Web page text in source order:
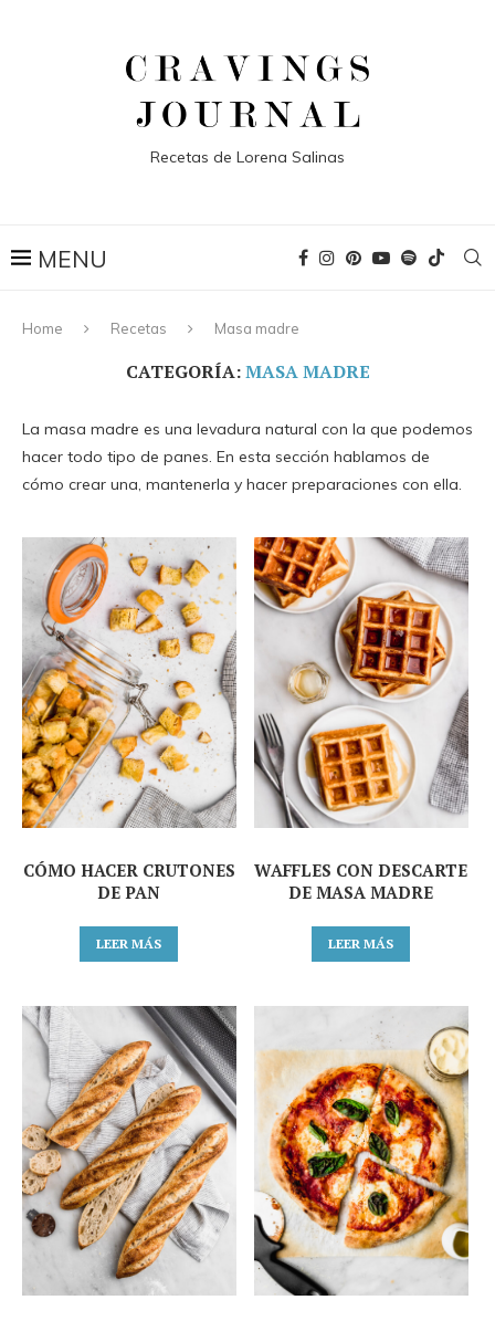
Recetas de Lorena Salinas
Home Recetas Masa madre
CATEGORÍA: MASA MADRE
La masa madre es una levadura natural con la que podemos
hacer todo tipo de panes. En esta sección hablamos de
cómo crear una, mantenerla y hacer preparaciones con ella.
CÓMO HACER CRUTONES
DE PAN
LEER MÁS
WAFFLES CON DESCARTE
DE MASA MADRE
LEER MÁS